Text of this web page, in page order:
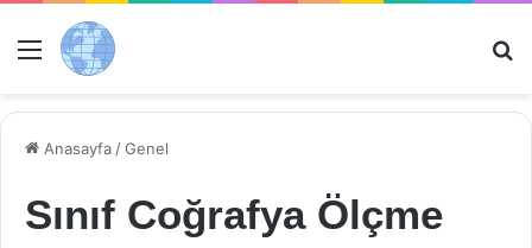
Menü
Anasayfa /Genel
Sınıf Coğrafya Ölçme